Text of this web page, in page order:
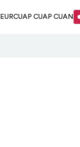
CUAP CUAP CUAN